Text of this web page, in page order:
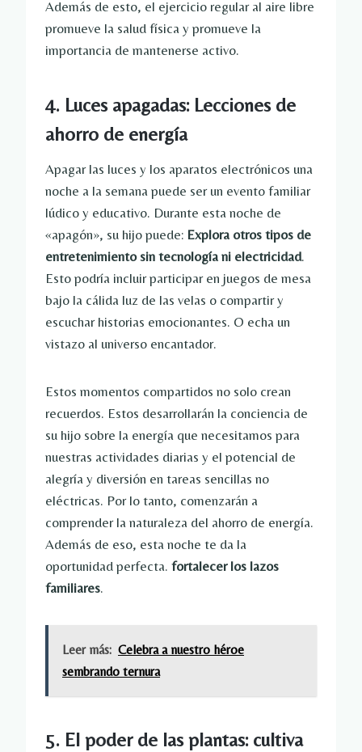
Además de esto, el ejercicio regular al aire libre
promueve la salud física y promueve la
importancia de mantenerse activo.
4. Luces apagadas: Lecciones de
ahorro de energía
Apagar las luces y los aparatos electrónicos una
noche a la semana puede ser un evento familiar
lúdico y educativo. Durante esta noche de
«apagón», su hijo puede: Explora otros tipos de
entretenimiento sin tecnología ni electricidad.
Esto podría incluir participar en juegos de mesa
bajo la cálida luz de las velas o compartir y
escuchar historias emocionantes. O echa un
vistazo al universo encantador.
Estos momentos compartidos no solo crean
recuerdos. Estos desarrollarán la conciencia de
su hijo sobre la energía que necesitamos para
nuestras actividades diarias y el potencial de
alegría y diversión en tareas sencillas no
eléctricas. Por lo tanto, comenzarán a
comprender la naturaleza del ahorro de energía.
Además de eso, esta noche te da la
oportunidad perfecta. fortalecer los lazos
familiares.
Leer más: Celebra a nuestro héroe
sembrando ternura
5. El poder de las plantas: cultiva